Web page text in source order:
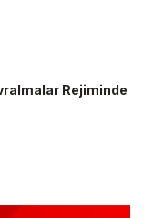
Rejiminde